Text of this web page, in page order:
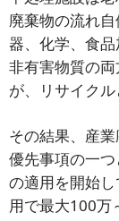
廃棄物の流れ
器、化学、食
非有害物質の
が、リサイクル
その結果、産
優先事項の一
の適用を開始
用で最大100万